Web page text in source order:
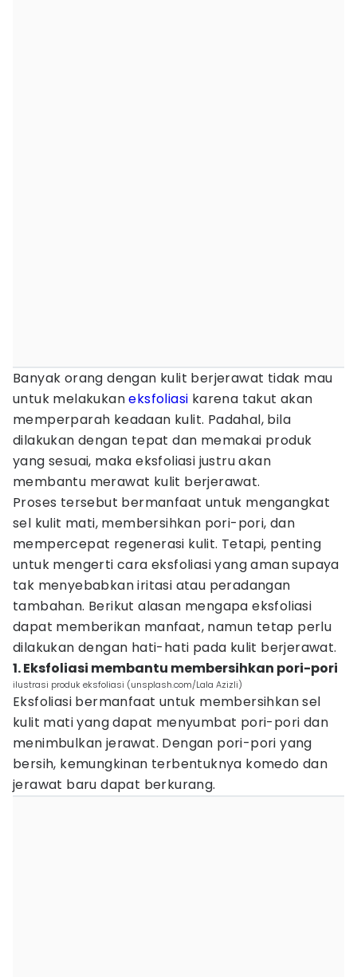
Banyak orang dengan kulit berjerawat tidak mau
untuk melakukaneksfoliasi karena takut akan
memperparah keadaan kulit. Padahal, bila
dilakukan dengan tepat dan memakai produk
yang sesuai, maka eksfoliasi justru akan
membantu merawat kulit berjerawat.
Proses tersebut bermanfaat untuk mengangkat
sel kulit mati, membersihkan pori-pori, dan
mempercepat regenerasi kulit. Tetapi, penting
untuk mengerti cara eksfoliasi yang aman supaya
tak menyebabkan iritasi atau peradangan
tambahan. Berikut alasan mengapa eksfoliasi
dapat memberikan manfaat, namun tetap perlu
dilakukan dengan hati-hati pada kulit berjerawat.
1. Eksfoliasi membantu membersihkan pori-pori
ilustrasi produk eksfoliasi (unsplash.com/Lala Azizli)
Eksfoliasi bermanfaat untuk membersihkan sel
kulit mati yang dapat menyumbat pori-pori dan
menimbulkan jerawat. Dengan pori-pori yang
bersih, kemungkinan terbentuknya komedo dan
jerawat baru dapat berkurang.